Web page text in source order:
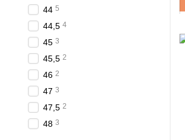
44 5
44,5 4
45 3
45,5 2
46 2
47 3
47,5 2
48 3